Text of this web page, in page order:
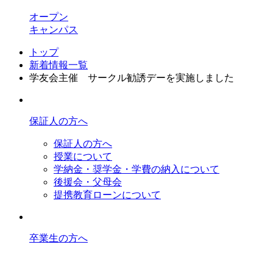
オープン
キャンパス
トップ
新着情報一覧
学友会主催 サークル勧誘デーを実施しました
保証人の方へ
保証人の方へ
授業について
学納金・奨学金・学費の納入について
後援会・父母会
提携教育ローンについて
卒業生の方へ